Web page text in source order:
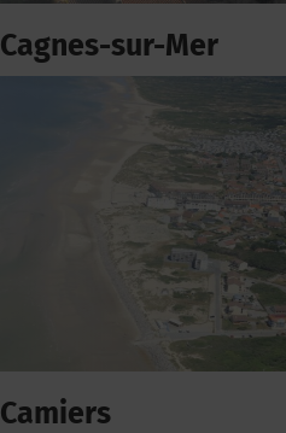
Cagnes-sur-Mer
Camiers